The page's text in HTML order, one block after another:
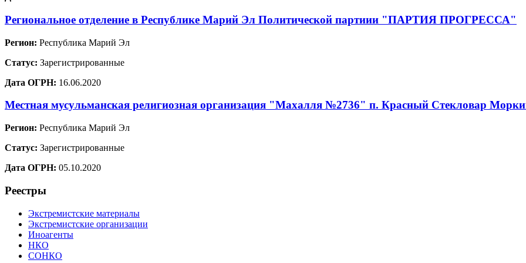
Региональное отделение в Республике Марий Эл Политической партиии "ПАРТИЯ ПРОГРЕССА"
Регион: Республика Марий Эл
Статус: Зарегистрированные
Дата ОГРН: 16.06.2020
Местная мусульманская религиозная организация "Махалля №2736" п. Красный Стекловар
Регион: Республика Марий Эл
Статус: Зарегистрированные
Дата ОГРН: 05.10.2020
Реестры
Экстремистские материалы
Экстремистские организации
Иноагенты
НКО
СОНКО